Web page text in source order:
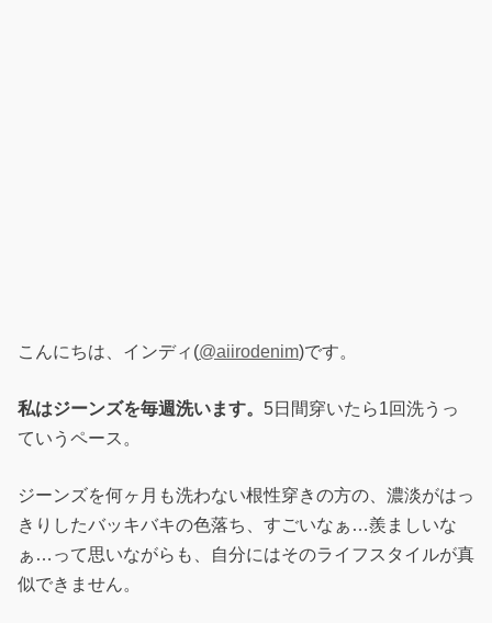
こんにちは、インディ(@aiirodenim)です。
私はジーンズを毎週洗います。 5日間穿いたら1回洗うっ
ていうペース。
ジーンズを何ヶ月も洗わない根性穿きの方の、濃淡がはっ
きりしたバッキバキの色落ち、すごいなぁ…羨ましいな
ぁ…って思いながらも、自分にはそのライフスタイルが真
似できません。